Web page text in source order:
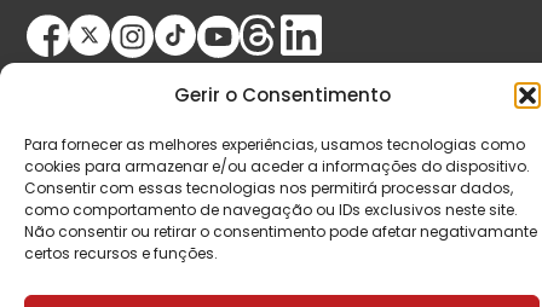
Gerir o Consentimento
Para fornecer as melhores experiências, usamos tecnologias como
cookies para armazenar e/ou aceder a informações do dispositivo.
Consentir com essas tecnologias nos permitirá processar dados,
como comportamento de navegação ou IDs exclusivos neste site.
Não consentir ou retirar o consentimento pode afetar negativamante
certos recursos e funções.
© Copyright 2026 Saída de Emergência. Todos os
direitos reservados.